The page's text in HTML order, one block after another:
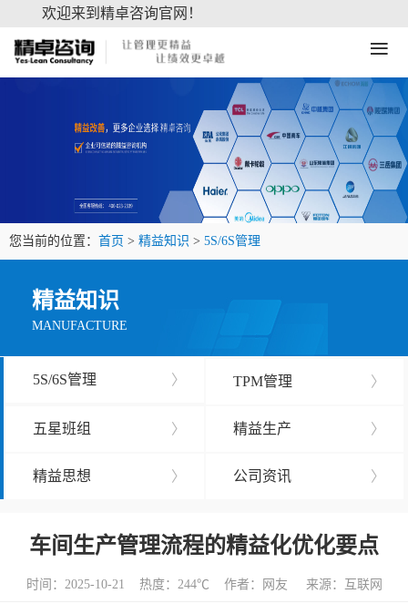
欢迎来到精卓咨询官网！
≡
您当前的位置： 首页 > 精益知识 > 5S/6S管理
精益知识
MANUFACTURE
5S/6S管理 〉 TPM管理 〉
五星班组 〉 精益生产 〉
精益思想 〉 公司资讯 〉
车间生产管理流程的精益化优化要点
时间：2025-10-21 热度： 244℃ 作者：网友 来源：互联网